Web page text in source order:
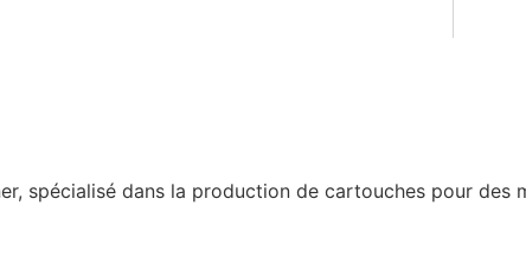
spécialisé dans la production de cartouches pour des